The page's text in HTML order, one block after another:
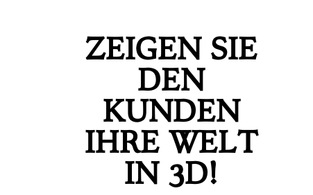
ZEIGEN SIE
DEN
KUNDEN
IHRE WELT
IN 3D!